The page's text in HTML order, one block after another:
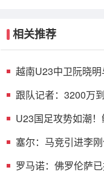
相关推荐
越南U23中卫阮晓
跟队记者：3200万
U23国足攻势如潮
塞尔：马竞引进李
罗马诺：佛罗伦萨